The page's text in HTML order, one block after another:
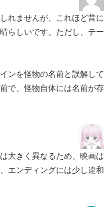
れませんが、これほど昔に
らしいです。ただし、テー
ンを怪物の名前と誤解して
で、怪物自体には名前が存
大きく異なるため、映画は
エンディングには少し違和